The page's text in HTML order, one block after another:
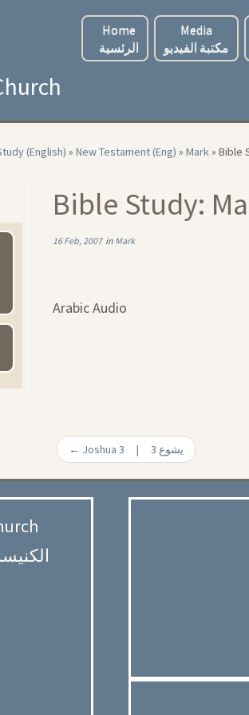
Home
الرئسية
Media
مكتبة الفيديو
(English) » New Testament (Eng) » Mark» Bible
Bible Study:
16 Feb, 2007in Mark
Arabic Audio
← Joshua 3 | 3 يشوع